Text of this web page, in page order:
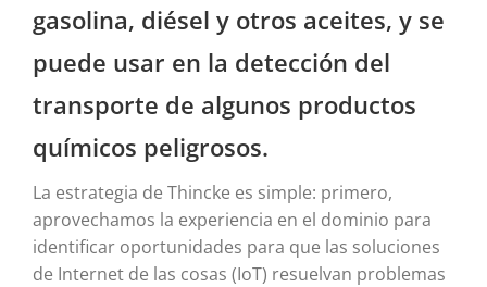
gasolina, diésel y otros aceites, y se
puede usar en la detección del
transporte de algunos productos
químicos peligrosos.
La estrategia de Thincke es simple: primero,
aprovechamos la experiencia en el dominio para
identificar oportunidades para que las soluciones
de Internet de las cosas (IoT) resuelvan problemas